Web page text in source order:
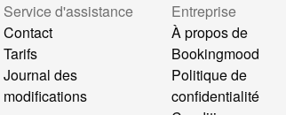
Service d'assistance
Contact
Tarifs
Journal des
modifications
Entreprise
À propos de
Bookingmood
Politique de
confidentialité